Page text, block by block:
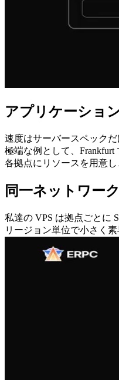
アプリケーショ
速度はサーバースペック
極端な例として、
各拠点にリソースを用意
同一ネットワー
私達の VPS は拠点ごとに
リージョン単位で小さく